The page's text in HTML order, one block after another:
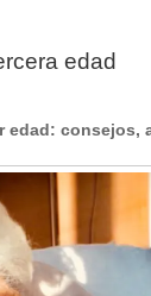
edad
edad: consejos,